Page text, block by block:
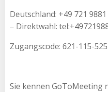
Deutschland: +49 721 9881
– Direktwahl:
Zugangscode: 621-115-525
Sie kennen GoToMeeting